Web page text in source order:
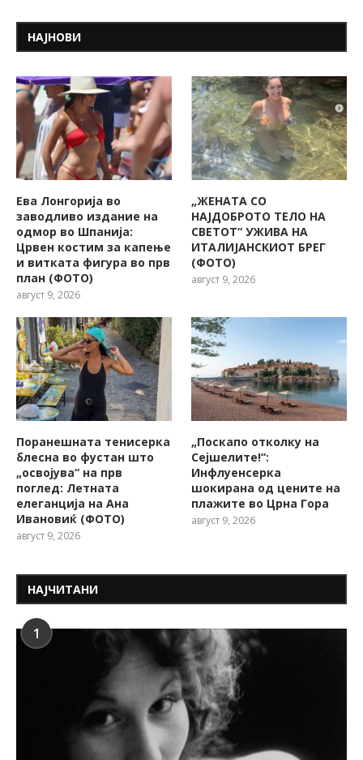
НАЈНОВИ
Ева Лонгорија во
заводливо издание на
одмор во Шпанија:
Црвен костим за капење
и витката фигура во прв
план (ФОТО)
август 9, 2026
„ЖЕНАТА СО
НАЈДОБРОТО ТЕЛО НА
СВЕТОТ“ УЖИВА НА
ИТАЛИЈАНСКИОТ БРЕГ
(ФОТО)
август 9, 2026
Поранешната тенисерка
блесна во фустан што
„освојува“ на прв
поглед: Летната
елеганција на Ана
Ивановиќ (ФОТО)
август 9, 2026
„Поскапо отколку на
Сејшелите!“:
Инфлуенсерка
шокирана од цените на
плажите во Црна Гора
август 9, 2026
НАЈЧИТАНИ
1